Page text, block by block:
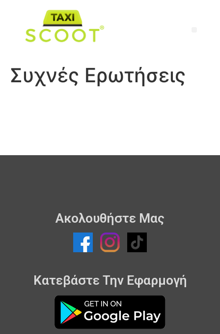
Συχνές Ερωτήσεις
Ακολουθήστε Μας
Κατεβάστε Την Εφαρμογή